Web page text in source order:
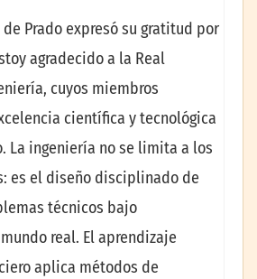
Prado expresó su gratitud por
agradecido a la Real
cuyos miembros
científica y tecnológica
La ingeniería no se limita a los
es el diseño disciplinado de
técnicos bajo
real. El aprendizaje
aplica métodos de